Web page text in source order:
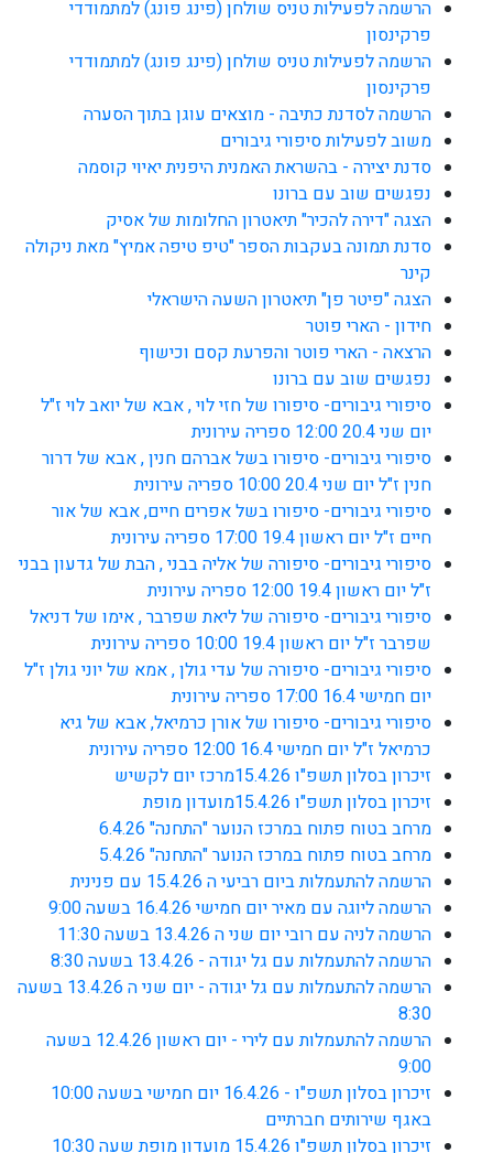
הרשמה לפעילות טניס שולחן (פינג פונג) למתמודדי
פרקינסון
הרשמה לפעילות טניס שולחן (פינג פונג) למתמודדי
פרקינסון
הרשמה לסדנת כתיבה - מוצאים עוגן בתוך הסערה
משוב לפעילות סיפורי גיבורים
סדנת יצירה - בהשראת האמנית היפנית יאיוי קוסמה
נפגשים שוב עם ברונו
הצגה "דירה להכיר" תיאטרון החלומות של אסיק
סדנת תמונה בעקבות הספר "טיפ טיפה אמיץ" מאת ניקולה
קינר
הצגה "פיטר פן" תיאטרון השעה הישראלי
חידון - הארי פוטר
הרצאה - הארי פוטר והפרעת קסם וכישוף
נפגשים שוב עם ברונו
סיפורי גיבורים- סיפורו של חזי לוי , אבא של יואב לוי ז"ל
יום שני 20.4 12:00 ספריה עירונית
סיפורי גיבורים- סיפורו בשל אברהם חנין , אבא של דרור
חנין ז"ל יום שני 20.4 10:00 ספריה עירונית
סיפורי גיבורים- סיפורו בשל אפרים חיים, אבא של אור
חיים ז"ל יום ראשון 19.4 17:00 ספריה עירונית
סיפורי גיבורים- סיפורה של אליה בבני , הבת של גדעון בבני
ז"ל יום ראשון 19.4 12:00 ספריה עירונית
סיפורי גיבורים- סיפורה של ליאת שפרבר , אימו של דניאל
שפרבר ז"ל יום ראשון 19.4 10:00 ספריה עירונית
סיפורי גיבורים- סיפורה של עדי גולן , אמא של יוני גולן ז"ל
יום חמישי 16.4 17:00 ספריה עירונית
סיפורי גיבורים- סיפורו של אורן כרמיאל, אבא של גיא
כרמיאל ז"ל יום חמישי 16.4 12:00 ספריה עירונית
זיכרון בסלון תשפ"ו 15.4.26מרכז יום לקשיש
זיכרון בסלון תשפ"ו 15.4.26מועדון מופת
מרחב בטוח פתוח במרכז הנוער "התחנה" 6.4.26
מרחב בטוח פתוח במרכז הנוער "התחנה" 5.4.26
הרשמה להתעמלות ביום רביעי ה 15.4.26 עם פנינית
הרשמה ליוגה עם מאיר יום חמישי 16.4.26 בשעה 9:00
הרשמה לניה עם רובי יום שני ה 13.4.26 בשעה 11:30
הרשמה להתעמלות עם גל יגודה - 13.4.26 בשעה 8:30
הרשמה להתעמלות עם גל יגודה - יום שני ה 13.4.26 בשעה
8:30
הרשמה להתעמלות עם לירי - יום ראשון 12.4.26 בשעה
9:00
זיכרון בסלון תשפ"ו - 16.4.26 יום חמישי בשעה 10:00
באגף שירותים חברתיים
זיכרון בסלון תשפ"ו 15.4.26 מועדון מופת שעה 10:30